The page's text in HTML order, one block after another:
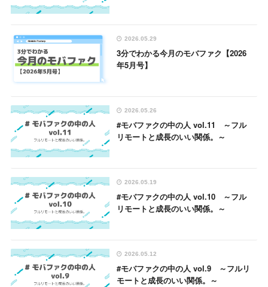
2026.05.29
3分でわかる今月のモバファク【2026
年5月号】
2026.05.26
#モバファクの中の人 vol.11 ～フル
リモートと成長のいい関係。～
2026.05.19
#モバファクの中の人 vol.10 ～フル
リモートと成長のいい関係。～
2026.05.12
#モバファクの中の人 vol.9 ～フルリ
モートと成長のいい関係。～